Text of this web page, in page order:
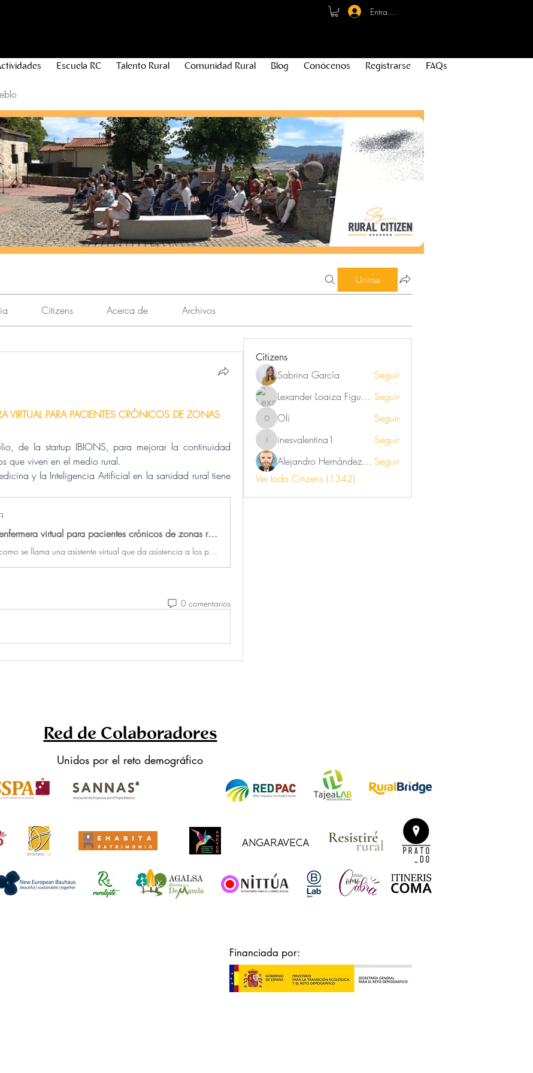
Entrar - Registro
Escuela RC Talento Rural Comunidad Rural Blog Conócenos Registrarse FAQs
Unirse
Citizens Acerca de Archivos
VIRTUAL PARA PACIENTES CRÓNICOS DE ZONAS
de la startup IBIONS, para mejorar la continuidad
que viven en el medio rural.
y la Inteligencia Artificial en la sanidad rural tiene
Yolanda, una enfermera virtual para pacientes crónicos de zonas rurales - Vivaces
0 comentarios
Citizens
Sabrina García
Seguir
Lexander Loaiza Figueroa Seguir
Oli Oli Seguir
inesvalentina1
inesvalentina1
Seguir
Alejandro Hernández Renner Seguir
Ver todo Citizens (1342)
Red de Colaboradores
Unidos por el reto demográfico
Financiada por: